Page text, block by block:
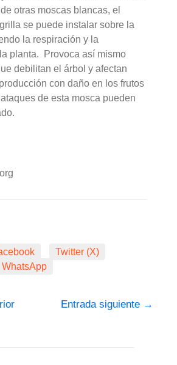
otras moscas blancas, el
se puede instalar sobre la
la respiración y la
planta. Provoca así mismo
debilitan el árbol y afectan
con daño en los frutos
de esta mosca pueden
Twitter (X)
WhatsApp
Entrada siguiente →